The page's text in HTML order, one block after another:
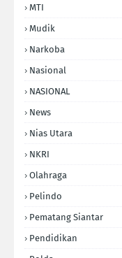
MTI
Mudik
Narkoba
Nasional
NASIONAL
News
Nias Utara
NKRI
Olahraga
Pelindo
Pematang Siantar
Pendidikan